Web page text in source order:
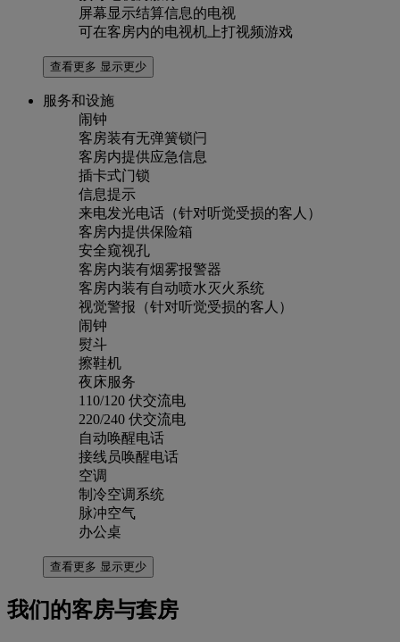
屏幕显示结算信息的电视
可在客房内的电视机上打视频游戏
查看更多 显示更少
服务和设施
闹钟
客房装有无弹簧锁闩
客房内提供应急信息
插卡式门锁
信息提示
来电发光电话（针对听觉受损的客人）
客房内提供保险箱
安全窥视孔
客房内装有烟雾报警器
客房内装有自动喷水灭火系统
视觉警报（针对听觉受损的客人）
闹钟
熨斗
擦鞋机
夜床服务
110/120 伏交流电
220/240 伏交流电
自动唤醒电话
接线员唤醒电话
空调
制冷空调系统
脉冲空气
办公桌
查看更多 显示更少
我们的客房与套房